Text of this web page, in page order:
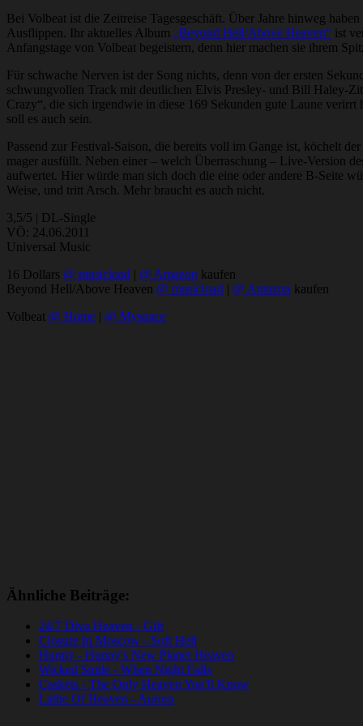
Bei Volbeat ist die Zeitreise Tagesgeschäft. Über Jahre hinweg
Ausflippen. Ihr aktuelles Album „Beyond Hell/Above Heaven“ ist
Anfangstage von Volbeat begeistern, denn hier machen sie ihrem
Für schwache Nerven ist der Song nichts, denn von der ersten
schwungvollen Track mit deutlichen Elvis Presley- und Bill Haley-
Crazy“, die sich irgendwie in diese 169 Sekunden gute Laune
soll es auch sein.
Passend zur Festival-Saison, die bereits voll im Gange ist, köchelt
mager ausfüllt. Neben einer – welch Überraschung – Live-Version
aufwertet. Hier würde man sich doch die eine oder andere B-Seite
Weise, und tritt Arsch. Mehr braucht es auch nicht.
3,5/5 | DL-Single
VÖ: 24.06.2011
Universal Music
16 Dollars @ musicload | @ Amazon kaufen
Beyond Hell/Above Heaven @ musicload | @ Amazon kaufen
Volbeat @ Home | @ Myspace
Ähnliche Beiträge:
24/7 Diva Heaven - Gift
Closure In Moscow - Soft Hell
Hunny - Hunny's New Planet Heaven
Wicked Smile - When Night Falls
Caskets - The Only Heaven You'll Know
Lathe Of Heaven - Aurora